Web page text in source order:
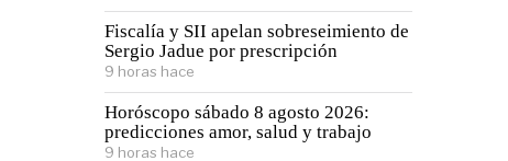
Fiscalía y SII apelan sobreseimiento de
Sergio Jadue por prescripción
9 horas hace
Horóscopo sábado 8 agosto 2026:
predicciones amor, salud y trabajo
9 horas hace